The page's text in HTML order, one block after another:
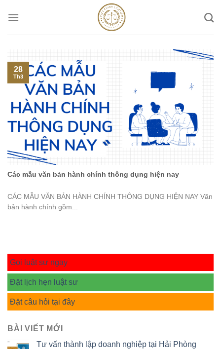
Các mẫu văn bản hành chính thông dụng hiện nay
CÁC MẪU VĂN BẢN HÀNH CHÍNH THÔNG DỤNG HIỆN NAY Văn
bản hành chính gồm...
28
Th3
Gọi luật sư ngay
Đặt lịch hẹn luật sư
Đặt câu hỏi tại đây
BÀI VIẾT MỚI
Tư vấn thành lập doanh nghiệp tại Hải Phòng